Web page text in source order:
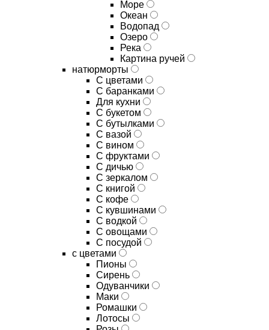
Море
Океан
Водопад
Озеро
Река
Картина ручей
натюрморты
С цветами
С баранками
Для кухни
C букетом
C бутылками
C вазой
C вином
C фруктами
C дичью
C зеркалом
C книгой
C кофе
C кувшинами
C водкой
C овощами
C посудой
с цветами
Пионы
Сирень
Одуванчики
Маки
Ромашки
Лотосы